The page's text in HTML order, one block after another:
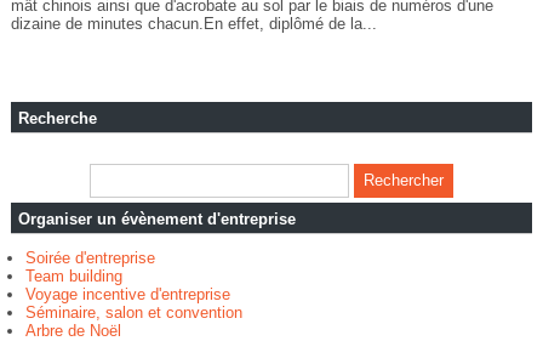
mât chinois ainsi que d'acrobate au sol par le biais de numéros d'une
dizaine de minutes chacun.En effet, diplômé de la...
Recherche
Organiser un évènement d'entreprise
Soirée d'entreprise
Team building
Voyage incentive d'entreprise
Séminaire, salon et convention
Arbre de Noël